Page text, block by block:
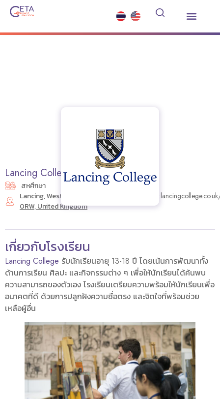
Lancing College
สหศึกษา
Lancing, West Sussex, BN15
0RW, United Kingdom
https://
เกี่ยวกับโรงเรียน
Lancing College รับนักเรียนอายุ 13-18 ปี โดยเน้นการพัฒนาทั้ง
ด้านการเรียน ศิลปะ และกิจกรรมต่าง ๆ เพื่อให้นักเรียนได้ค้นพบ
ความสามารถของตัวเอง โรงเรียนเตรียมความพร้อมให้นักเรียนเพื่อ
อนาคตที่ดี ด้วยการปลูกฝังความซื่อตรง และจิตใจที่พร้อมช่วย
เหลือผู้อื่น